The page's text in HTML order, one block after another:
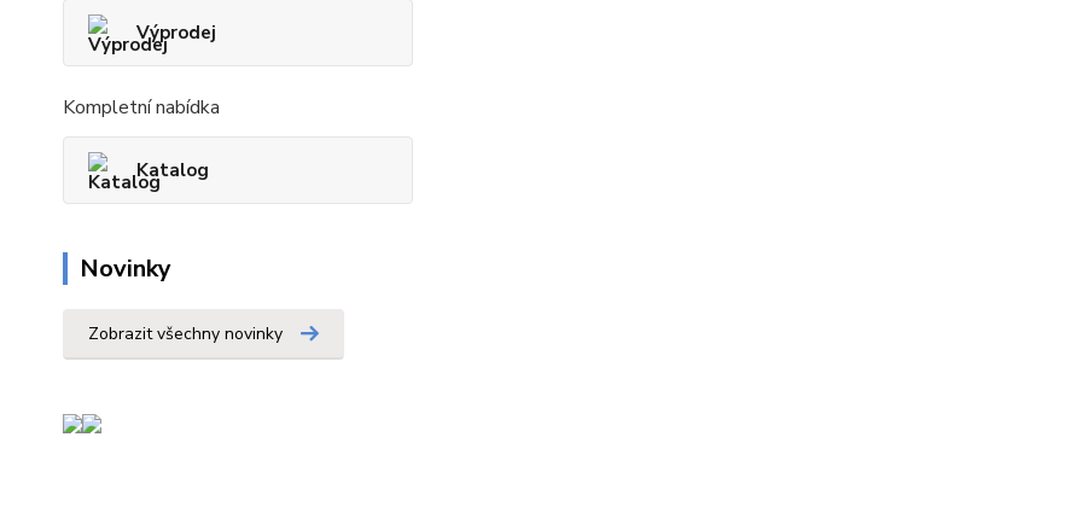
Výprodej
Kompletní nabídka
Katalog
Novinky
Zobrazit všechny novinky